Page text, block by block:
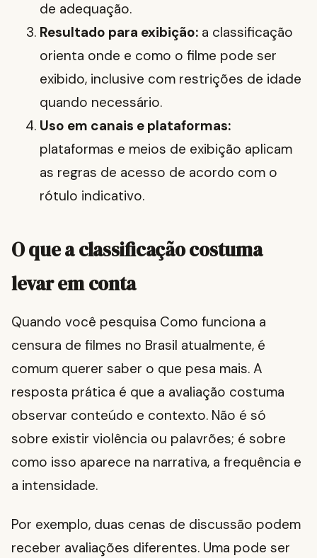
de adequação.
Resultado para exibição: a classificação
orienta onde e como o filme pode ser
exibido, inclusive com restrições de idade
quando necessário.
Uso em canais e plataformas:
plataformas e meios de exibição aplicam
as regras de acesso de acordo com o
rótulo indicativo.
O que a classificação costuma
levar em conta
Quando você pesquisa Como funciona a
censura de filmes no Brasil atualmente, é
comum querer saber o que pesa mais. A
resposta prática é que a avaliação costuma
observar conteúdo e contexto. Não é só
sobre existir violência ou palavrões; é sobre
como isso aparece na narrativa, a frequência e
a intensidade.
Por exemplo, duas cenas de discussão podem
receber avaliações diferentes. Uma pode ser